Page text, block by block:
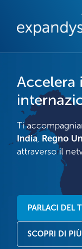
Accelera
Ti
India, Regno
attraverso il
PARLACI DEL
SCOPRI DI PIÙ